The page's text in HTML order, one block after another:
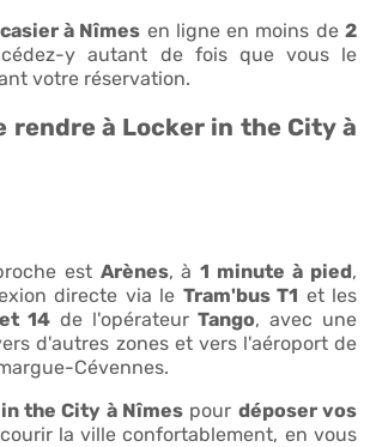
casier à Nîmes en ligne en moins de2
y autant de fois que vous le
votre réservation.
rendre à Locker in the City à
est Arènes, à1 minute à pied,
directe via le Tram'bus T1 et les
14 de l'opérateurTango, avec une
d'autres zones et vers l'aéroport de
Cévennes.
the City à Nîmes pour déposer vos
la ville confortablement, en vous